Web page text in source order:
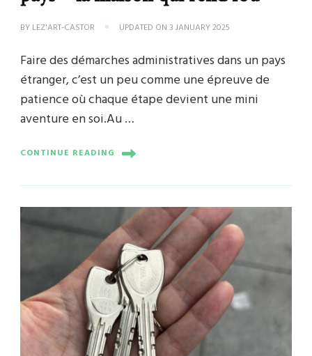
BY LEZ'ART-CASTOR UPDATED ON 3 JANUARY 2025
Faire des démarches administratives dans un pays
étranger, c’est un peu comme une épreuve de
patience où chaque étape devient une mini
aventure en soi.Au …
CONTINUE READING